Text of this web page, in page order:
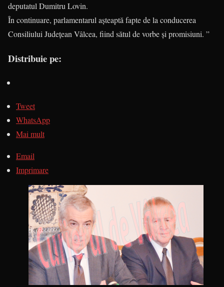
deputatul Dumitru Lovin.
În continuare, parlamentarul aşteaptă fapte de la conducerea
Consiliului Judeţean Vâlcea, fiind sătul de vorbe şi promisiuni. ”
Distribuie pe:
Tweet
WhatsApp
Mai mult
Email
Imprimare